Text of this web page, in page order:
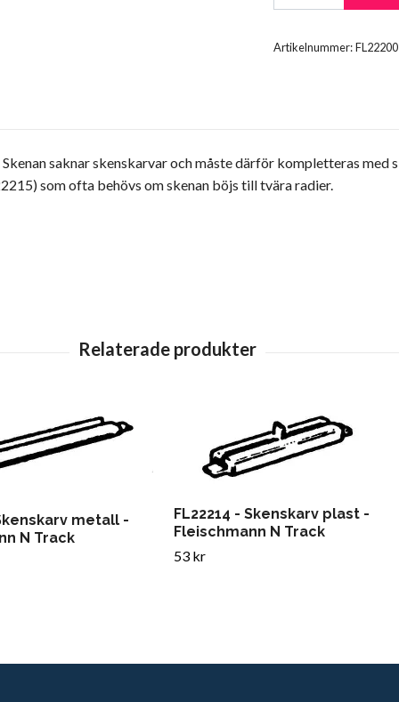
Artikelnummer:FL22200
saknar skenskarvar och måste därför kompletteras med
som ofta behövs om skenan böjs till tvära radier.
metall -
N Track
FL22214 - Skenskarv plast -
Fleischmann N Track
53 kr